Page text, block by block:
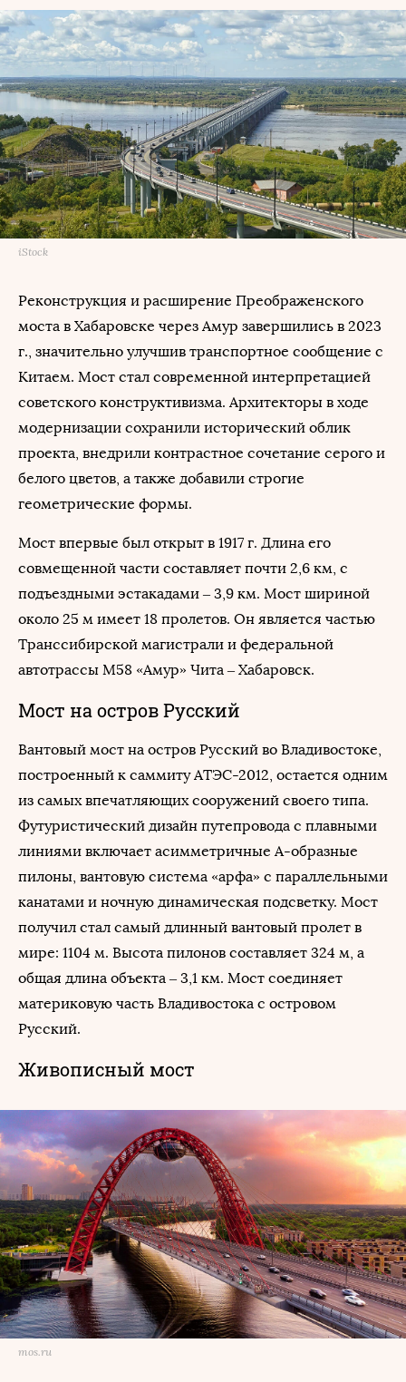
iStock
Реконструкция и расширение Преображенского
моста в Хабаровске через Амур завершились в 2023
г., значительно улучшив транспортное сообщение с
Китаем. Мост стал современной интерпретацией
советского конструктивизма. Архитекторы в ходе
модернизации сохранили исторический облик
проекта, внедрили контрастное сочетание серого и
белого цветов, а также добавили строгие
геометрические формы.
Мост впервые был открыт в 1917 г. Длина его
совмещенной части составляет почти 2,6 км, с
подъездными эстакадами – 3,9 км. Мост шириной
около 25 м имеет 18 пролетов. Он является частью
Транссибирской магистрали и федеральной
автотрассы М58 «Амур» Чита – Хабаровск.
Мост на остров Русский
Вантовый мост на остров Русский во Владивостоке,
построенный к саммиту АТЭС-2012, остается одним
из самых впечатляющих сооружений своего типа.
Футуристический дизайн путепровода с плавными
линиями включает асимметричные А-образные
пилоны, вантовую система «арфа» с параллельными
канатами и ночную динамическая подсветку. Мост
получил стал самый длинный вантовый пролет в
мире: 1104 м. Высота пилонов составляет 324 м, а
общая длина объекта – 3,1 км. Мост соединяет
материковую часть Владивостока с островом
Русский.
Живописный мост
mos.ru